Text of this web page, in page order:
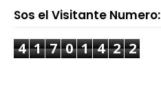
Sos el Visitante Numero:
4 1 7 0 1 4 2 2